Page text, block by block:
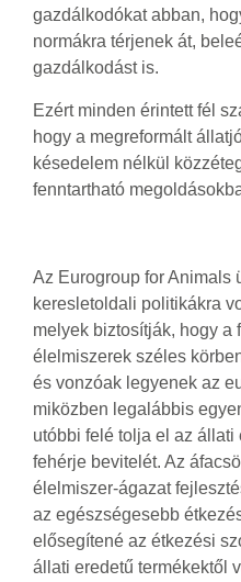
gazdálkodókat abban,
normákra térjenek át,
gazdálkodást is.
Ezért minden érintett fél
hogy a megreformált
késedelem nélkül
fenntartható
Az Eurogroup for Animals
keresletoldali politikákra
melyek biztosítják, hogy a
élelmiszerek széles
és vonzóak legyenek az
miközben legalábbis
utóbbi felé tolja el az állati
fehérje bevitelét. Az
élelmiszer-ágazat
az egészségesebb
elősegítené az étkezési
állati eredetű termékektől